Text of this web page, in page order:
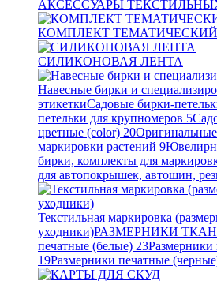
АКСЕССУАРЫ
КОМПЛЕКТ
СИЛИКОНОВАЯ ЛЕНТА
Навесные бирки и
этикеткиСадовые бирки-
петельки для крупномеров 5
цветные (color) 20
маркировки растений 9
бирки, комплекты для
для автопокрышек, автошин,
Текстильная маркировка
уходники)РАЗМЕРНИКИ
печатные (белые) 23Размерники
19Размерники печатные